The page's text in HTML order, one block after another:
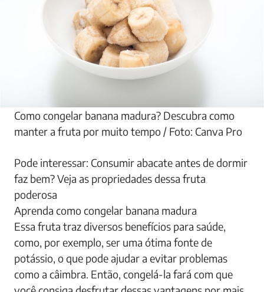
Como congelar banana madura? Descubra como
manter a fruta por muito tempo / Foto: Canva Pro
Pode interessar: Consumir abacate antes de dormir
faz bem? Veja as propriedades dessa fruta
poderosa
Aprenda como congelar banana madura
Essa fruta traz diversos benefícios para saúde,
como, por exemplo, ser uma ótima fonte de
potássio, o que pode ajudar a evitar problemas
como a câimbra. Então, congelá-la fará com que